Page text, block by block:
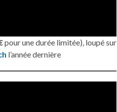
pour une durée limitée), loupé sur
l’année dernière